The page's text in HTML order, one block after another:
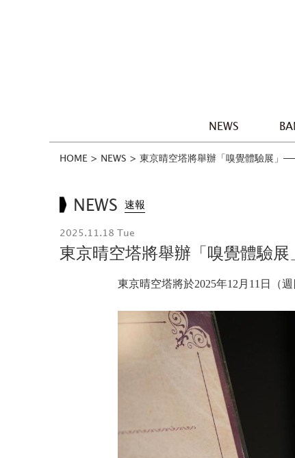
NEWS
HOME > NEWS > 東京晴空塔將舉辦「嗅覺體驗展」
NEWS 速報
2025.11.18 Tue
東京晴空塔將舉辦「嗅覺體驗
東京晴空塔將於2025年12月11日（